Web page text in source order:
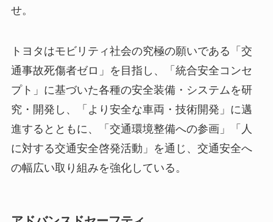
せ。
トヨタはモビリティ社会の究極の願いである「交
通事故死傷者ゼロ」を目指し、「統合安全コンセ
プト」に基づいた各種の安全装備・システムを研
究・開発し、「より安全な車両・技術開発」に邁
進するとともに、「交通環境整備への参画」「人
に対する交通安全啓発活動」を通じ、交通安全へ
の幅広い取り組みを強化している。